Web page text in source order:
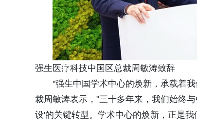
强生医疗科技中国区总裁周敏涛致辞
"强生中国学术中心的焕新，承载着
裁周敏涛表示，"三十多年来，我们始终
设'的关键转型。学术中心的焕新，正是